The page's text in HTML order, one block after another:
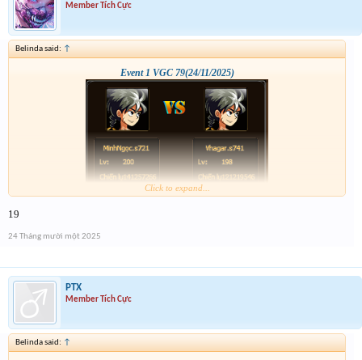
Member Tích Cực
Belinda said: ↑
Event 1 VGC 79(24/11/2025)
Click to expand...
19
24 Tháng mười một 2025
PTX
Member Tích Cực
Belinda said: ↑